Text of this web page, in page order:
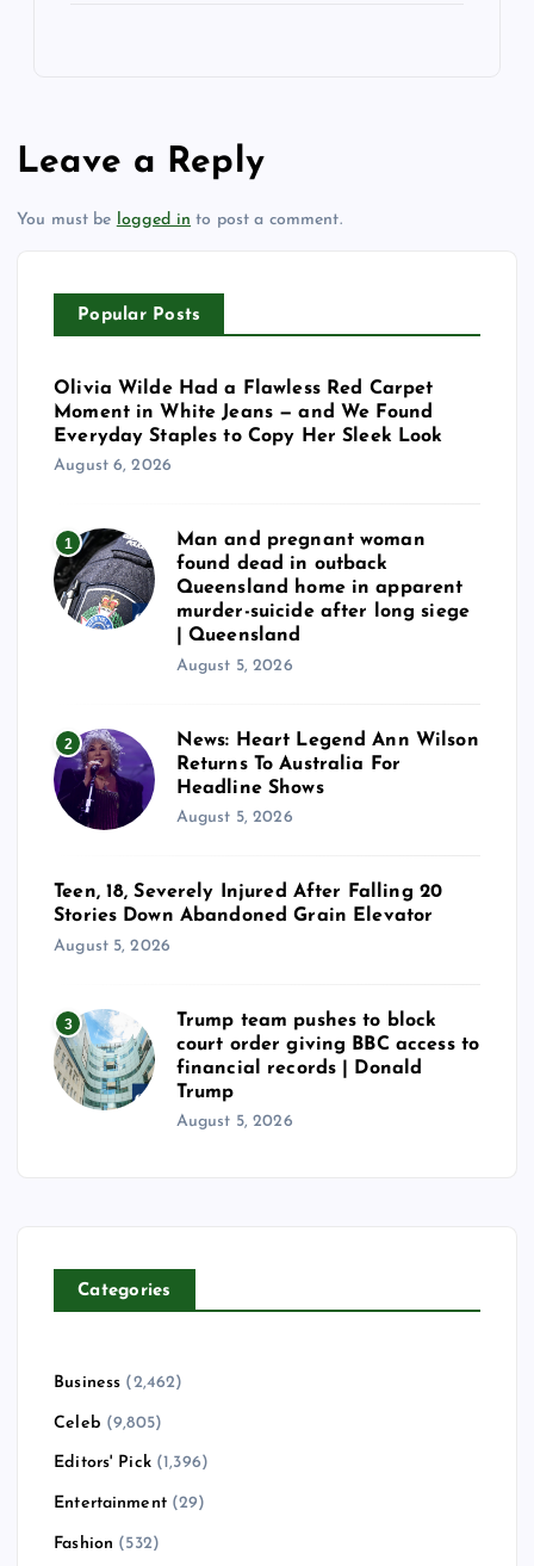
Leave a Reply
You must be logged in to post a comment.
Popular Posts
Olivia Wilde Had a Flawless Red Carpet
Moment in White Jeans — and We Found
Everyday Staples to Copy Her Sleek Look
August 6, 2026
1
Man and pregnant woman
found dead in outback
Queensland home in apparent
murder-suicide after long siege
| Queensland
August 5, 2026
2
News: Heart Legend Ann Wilson
Returns To Australia For
Headline Shows
August 5, 2026
Teen, 18, Severely Injured After Falling 20
Stories Down Abandoned Grain Elevator
August 5, 2026
3
Trump team pushes to block
court order giving BBC access to
financial records | Donald
Trump
August 5, 2026
Categories
Business (2,462)
Celeb (9,805)
Editors' Pick(1,396)
Entertainment(29)
Fashion (532)